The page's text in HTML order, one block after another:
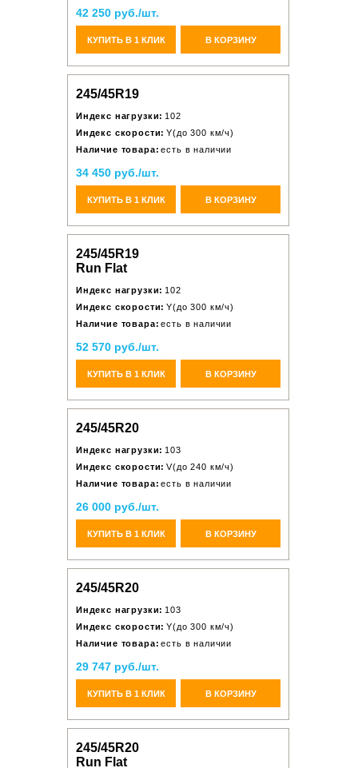
42 250 руб./шт.
КУПИТЬ В 1 КЛИК В КОРЗИНУ
245/45R19
Индекс нагрузки: 102
Индекс скорости: Y(до 300 км/ч)
Наличие товара: есть в наличии
34 450 руб./шт.
КУПИТЬ В 1 КЛИК В КОРЗИНУ
245/45R19
Run Flat
Индекс нагрузки: 102
Индекс скорости: Y(до 300 км/ч)
Наличие товара: есть в наличии
52 570 руб./шт.
КУПИТЬ В 1 КЛИК В КОРЗИНУ
245/45R20
Индекс нагрузки: 103
Индекс скорости: V(до 240 км/ч)
Наличие товара: есть в наличии
26 000 руб./шт.
КУПИТЬ В 1 КЛИК В КОРЗИНУ
245/45R20
Индекс нагрузки: 103
Индекс скорости: Y(до 300 км/ч)
Наличие товара: есть в наличии
29 747 руб./шт.
КУПИТЬ В 1 КЛИК В КОРЗИНУ
245/45R20
Run Flat